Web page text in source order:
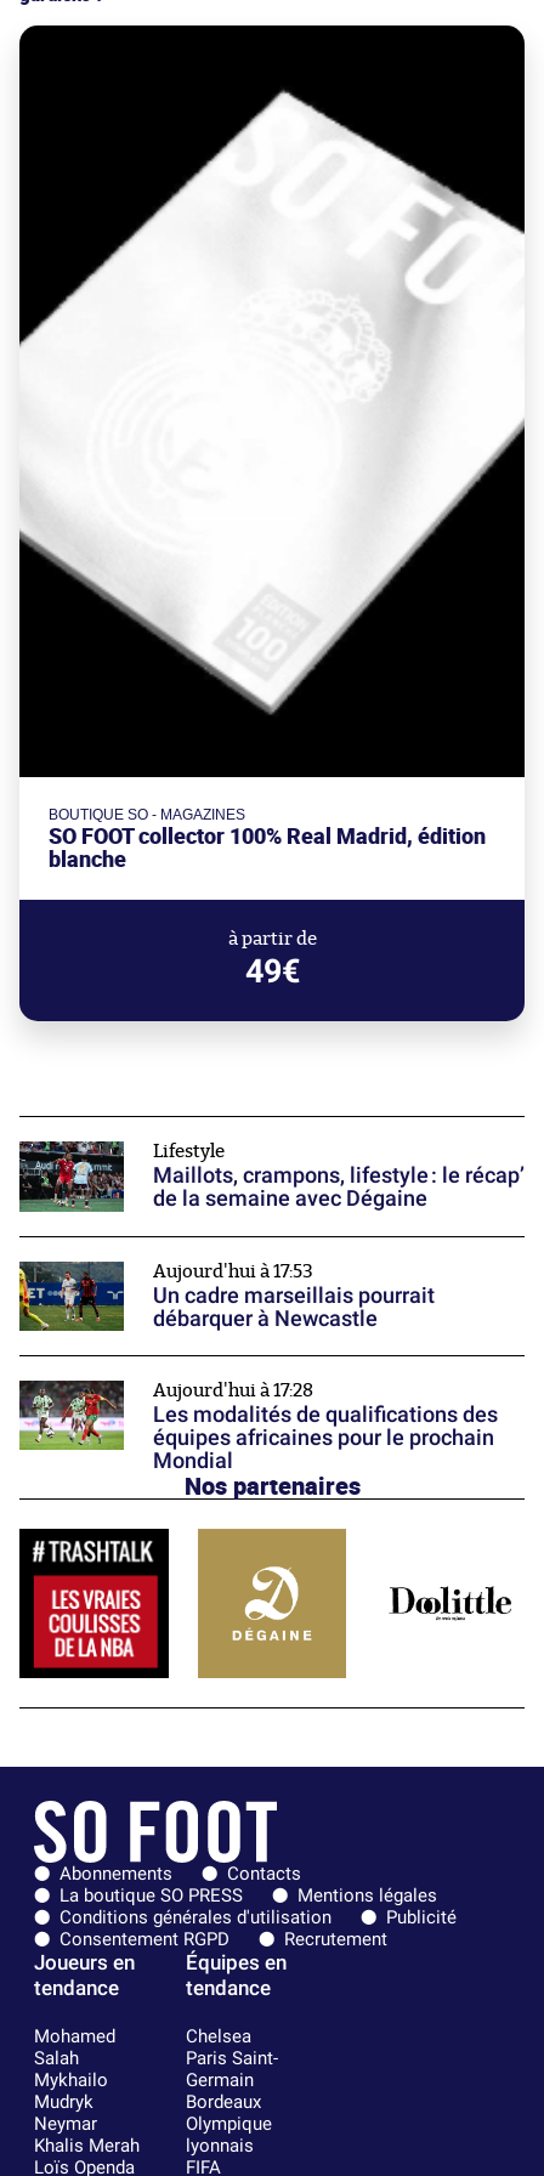
BOUTIQUE SO - MAGAZINES
SO FOOT collector 100% Real Madrid, édition
blanche
à partir de
49€
Lifestyle
Maillots, crampons, lifestyle : le récap’
de la semaine avec Dégaine
Aujourd'hui à 17:53
Un cadre marseillais pourrait
débarquer à Newcastle
Aujourd'hui à 17:28
Les modalités de qualifications des
équipes africaines pour le prochain
Mondial
Nos partenaires
Abonnements
Contacts
La boutique SO PRESS
Mentions légales
Conditions générales d'utilisation
Publicité
Consentement RGPD
Recrutement
Joueurs en
tendance
Mohamed
Salah
Mykhailo
Mudryk
Neymar
Khalis Merah
Loïs Openda
Équipes en
tendance
Chelsea
Paris Saint-
Germain
Bordeaux
Olympique
lyonnais
FIFA